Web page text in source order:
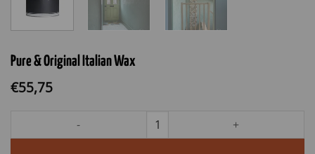
Pure & Original Italian Wax
€55,75
Pure & Original Italian Wax aantal